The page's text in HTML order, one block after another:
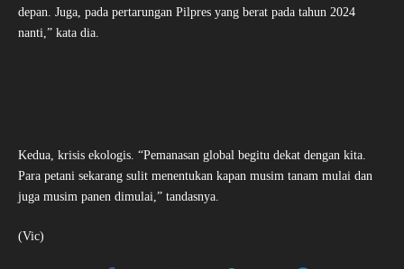
depan. Juga, pada pertarungan Pilpres yang berat pada tahun 2024
nanti,” kata dia.
Kedua, krisis ekologis. “Pemanasan global begitu dekat dengan kita.
Para petani sekarang sulit menentukan kapan musim tanam mulai dan
juga musim panen dimulai,” tandasnya.
(Vic)